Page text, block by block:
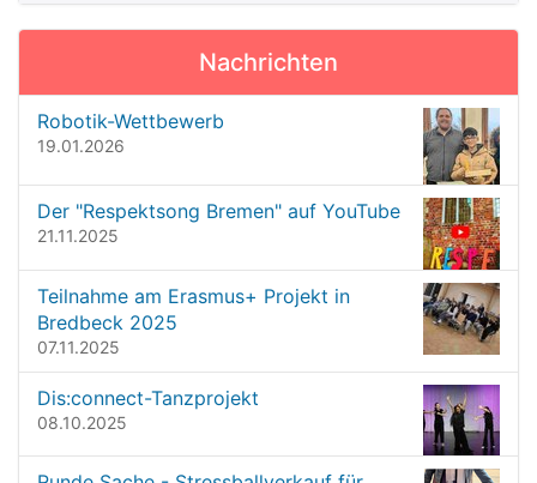
g
a
t
i
n
Nachrichten
Robotik-Wettbewerb
19.01.2026
Der "Respektsong Bremen" auf YouTube
21.11.2025
Teilnahme am Erasmus+ Projekt in
Bredbeck 2025
07.11.2025
Dis:connect-Tanzprojekt
08.10.2025